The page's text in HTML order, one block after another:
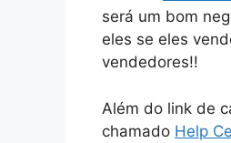
será um bom
eles se eles
vendedores!!
Além do link de
chamado Help